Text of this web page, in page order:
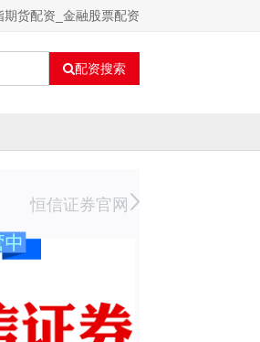
期货配资_金融股票配资
配资搜索
恒信证券官网